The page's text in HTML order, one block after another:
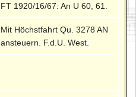
FT 1920/16/67: An U 60, 61.
Mit Höchstfahrt Qu. 3278 AN
ansteuern. F.d.U. West.